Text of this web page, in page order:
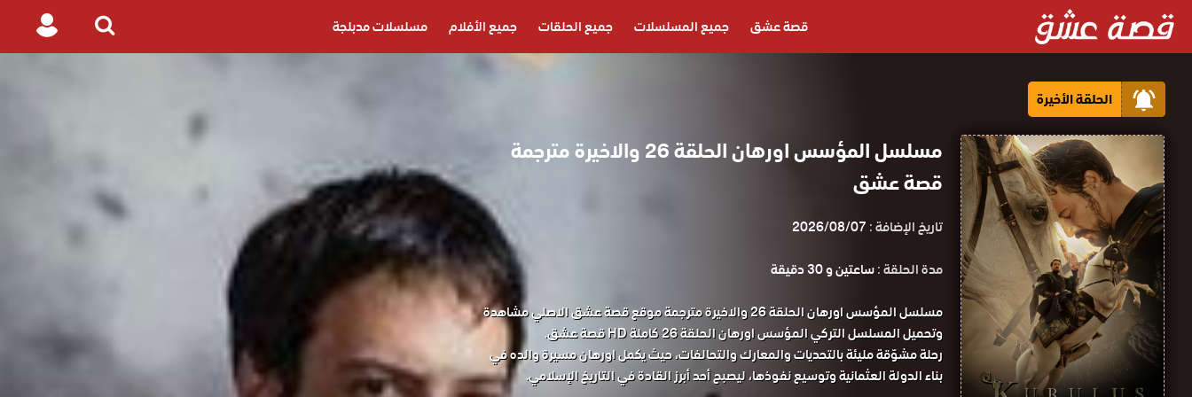
قصة عشق جميع المسلسلات جميع الحلقات جميع الأفلام مسلسلات مدبلجة
Search
Login
الحلقة الأخيرة
مسلسل المؤسس اورهان الحلقة 26 والاخيرة مترجمة
قصة عشق
تاريخ الإضافة :2026/08/07
مدة الحلقة :ساعتين و 30 دقيقة
مسلسل المؤسس اورهان الحلقة 26 والاخيرة مترجمة موقع قصة عشق الاصلي مشاهدة
وتحميل المسلسل التركي المؤسس اورهان الحلقة 26 كاملة HD قصة عشق.
رحلة مشوّقة مليئة بالتحديات والمعارك والتحالفات، حيث يكمل اورهان مسيرة والده في
بناء الدولة العثمانية وتوسيع نفوذها، ليصبح أحد أبرز القادة في التاريخ الإسلامي.